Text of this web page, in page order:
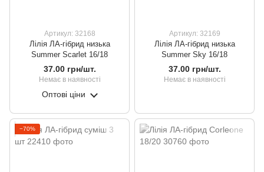
Артикул: 32168
Лілія ЛА-гібрид низька
Summer Scarlet 16/18
37.00 грн/шт.
Немає в наявності
Оптові ціни
Артикул: 32169
Лілія ЛА-гібрид низька
Summer Sky 16/18
37.00 грн/шт.
Немає в наявності
−70%